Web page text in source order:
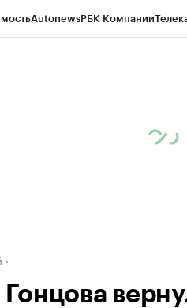
AutonewsРБК Компании
Гонцова